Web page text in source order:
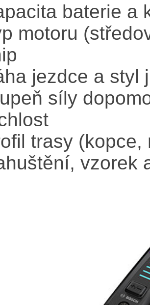
baterie a
motoru
jezdce a styl
síly
trasy
vzorek